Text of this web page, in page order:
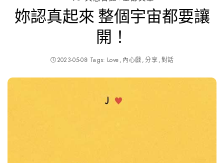
妳認真起來 整個宇宙都要讓
開！
2023-05-08 Tags: Love 內心戲 分享 對話